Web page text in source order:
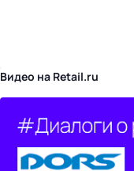
Видео на Retail.ru